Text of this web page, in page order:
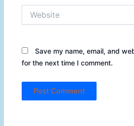
Save my name, email, and
for the next time I comment.